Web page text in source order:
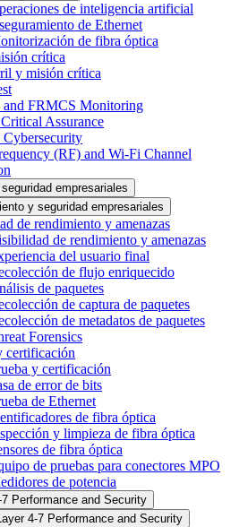
de inteligencia artificial
de Ethernet
de fibra óptica
crítica
y misión crítica
FRMCS Monitoring
Assurance
(RF) and Wi-Fi Channel
empresariales
y seguridad empresariales
de rendimiento y amenazas
de rendimiento y amenazas
del usuario final
de flujo enriquecido
de paquetes
de captura de paquetes
de metadatos de paquetes
Forensics
certificación
y certificación
de error de bits
de Ethernet
de fibra óptica
y limpieza de fibra óptica
de fibra óptica
de pruebas para conectores MPO
de potencia
7 Performance and Security
4-7 Performance and Security